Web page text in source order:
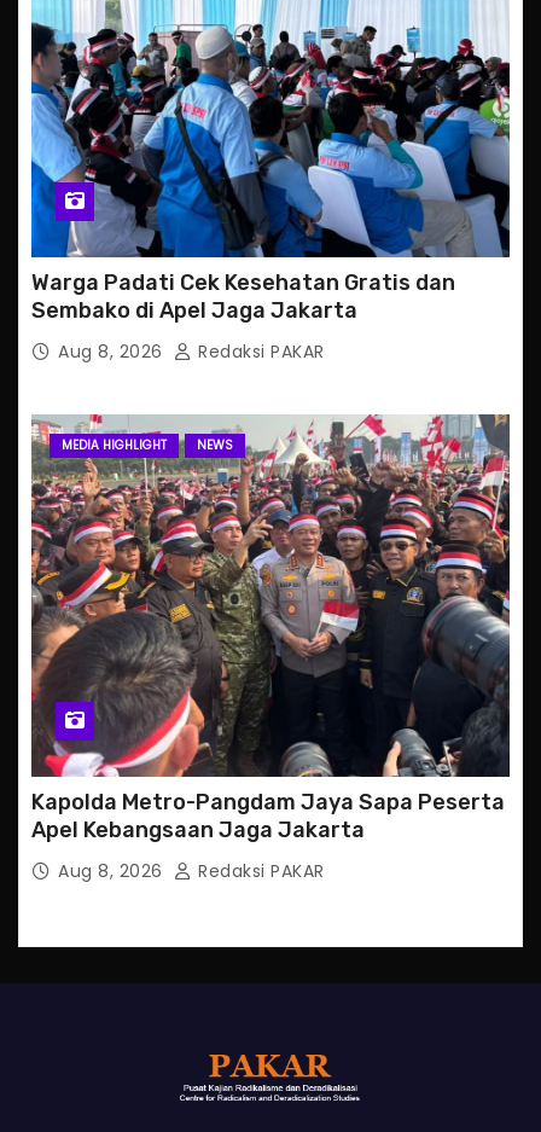
Warga Padati Cek Kesehatan Gratis dan
Sembako di Apel Jaga Jakarta
Aug 8, 2026 Redaksi PAKAR
MEDIA HIGHLIGHT NEWS
Kapolda Metro-Pangdam Jaya Sapa Peserta
Apel Kebangsaan Jaga Jakarta
Aug 8, 2026 Redaksi PAKAR